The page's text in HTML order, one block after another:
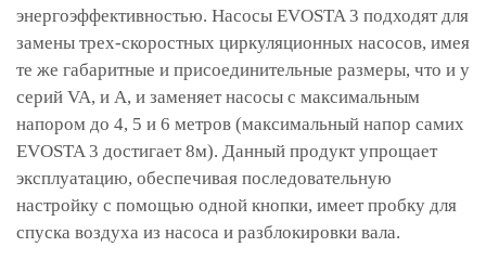
энергоэффективностью. Насосы EVOSTA 3 подходят для
замены трех-скоростных циркуляционных насосов, имея
те же габаритные и присоединительные размеры, что и у
серий VA, и A, и заменяет насосы с максимальным
напором до 4, 5 и 6 метров (максимальный напор самих
EVOSTA 3 достигает 8м). Данный продукт упрощает
эксплуатацию, обеспечивая последовательную
настройку с помощью одной кнопки, имеет пробку для
спуска воздуха из насоса и разблокировки вала.